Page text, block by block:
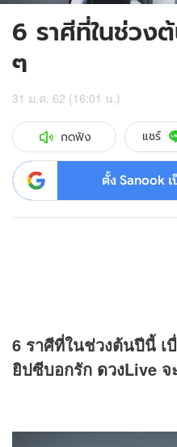
6 ราศีที่ในช่วง
ๆ
31 ม.ค. 62 (16:01 น.)
กดฟัง แชร์
ตั้ง Sanook
6 ราศีที่ในช่วงต้นปีนี้ เ
ยิปซีบอกรัก ดวงLive จ